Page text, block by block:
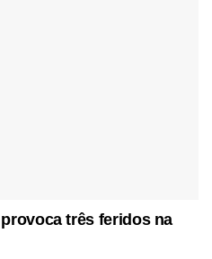
três feridos na